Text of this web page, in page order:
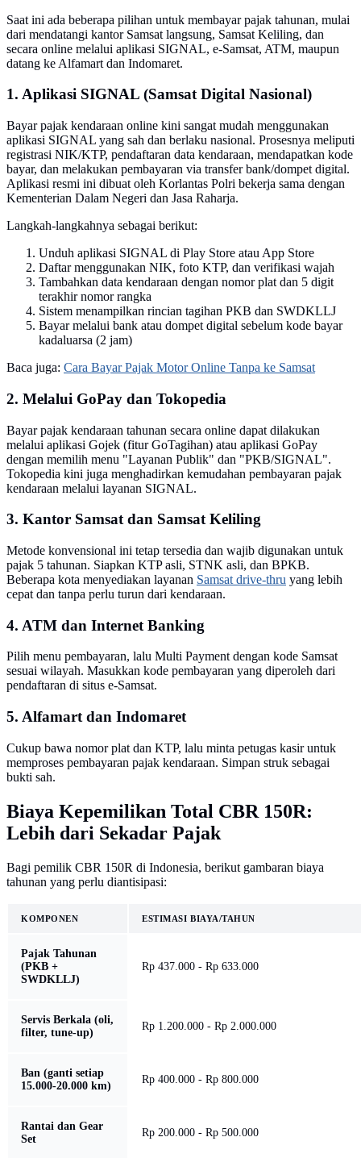
Saat ini ada beberapa pilihan untuk membayar pajak tahunan, mulai
dari mendatangi kantor Samsat langsung, Samsat Keliling, dan
secara online melalui aplikasi SIGNAL, e-Samsat, ATM, maupun
datang ke Alfamart dan Indomaret.
1. Aplikasi SIGNAL (Samsat Digital Nasional)
Bayar pajak kendaraan online kini sangat mudah menggunakan
aplikasi SIGNAL yang sah dan berlaku nasional. Prosesnya meliputi
registrasi NIK/KTP, pendaftaran data kendaraan, mendapatkan kode
bayar, dan melakukan pembayaran via transfer bank/dompet digital.
Aplikasi resmi ini dibuat oleh Korlantas Polri bekerja sama dengan
Kementerian Dalam Negeri dan Jasa Raharja.
Langkah-langkahnya sebagai berikut:
Unduh aplikasi SIGNAL di Play Store atau App Store
Daftar menggunakan NIK, foto KTP, dan verifikasi wajah
Tambahkan data kendaraan dengan nomor plat dan 5 digit
terakhir nomor rangka
Sistem menampilkan rincian tagihan PKB dan SWDKLLJ
Bayar melalui bank atau dompet digital sebelum kode bayar
kadaluarsa (2 jam)
Baca juga: Cara Bayar Pajak Motor Online Tanpa ke Samsat
2. Melalui GoPay dan Tokopedia
Bayar pajak kendaraan tahunan secara online dapat dilakukan
melalui aplikasi Gojek (fitur GoTagihan) atau aplikasi GoPay
dengan memilih menu "Layanan Publik" dan "PKB/SIGNAL".
Tokopedia kini juga menghadirkan kemudahan pembayaran pajak
kendaraan melalui layanan SIGNAL.
3. Kantor Samsat dan Samsat Keliling
Metode konvensional ini tetap tersedia dan wajib digunakan untuk
pajak 5 tahunan. Siapkan KTP asli, STNK asli, dan BPKB.
Beberapa kota menyediakan layanan Samsat drive-thru yang lebih
cepat dan tanpa perlu turun dari kendaraan.
4. ATM dan Internet Banking
Pilih menu pembayaran, lalu Multi Payment dengan kode Samsat
sesuai wilayah. Masukkan kode pembayaran yang diperoleh dari
pendaftaran di situs e-Samsat.
5. Alfamart dan Indomaret
Cukup bawa nomor plat dan KTP, lalu minta petugas kasir untuk
memproses pembayaran pajak kendaraan. Simpan struk sebagai
bukti sah.
Biaya Kepemilikan Total CBR 150R:
Lebih dari Sekadar Pajak
Bagi pemilik CBR 150R di Indonesia, berikut gambaran biaya
tahunan yang perlu diantisipasi:
KOMPONEN ESTIMASI BIAYA/TAHUN
Pajak Tahunan
(PKB +
SWDKLLJ)
Rp 437.000 - Rp 633.000
Servis Berkala (oli,
filter, tune-up)
Rp 1.200.000 - Rp 2.000.000
Ban (ganti setiap
15.000-20.000 km)
Rp 400.000 - Rp 800.000
Rantai dan Gear
Set
Rp 200.000 - Rp 500.000